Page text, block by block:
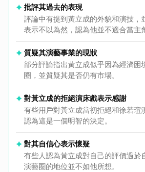
批評其過去的表現
評論中有提到黃立成的外貌和演技，
表示不以為然，認為他並不適合當主
質疑其演藝事業的現狀
部分評論指出黃立成似乎因為經濟困
圈，並質疑其是否仍有市場。
對黃立成的拒絕演床戲表示感謝
有些用戶對黃立成當初拒絕和徐若瑄
認為這是一個明智的決定。
對其自信心表示懷疑
有些人認為黃立成對自己的評價過於
演藝圈的地位並不如他所想。
取消